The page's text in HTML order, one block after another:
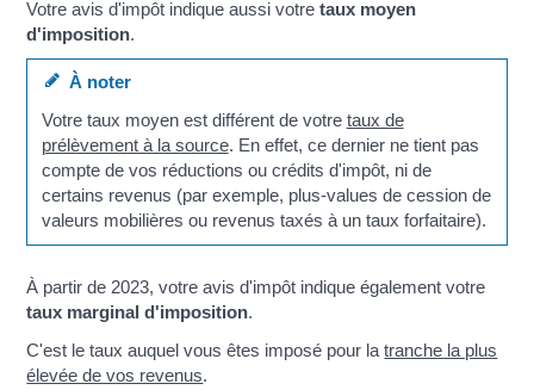
Votre avis d'impôt indique aussi votretaux moyen
d'imposition.
À noter
Votre taux moyen est différent de votre taux de
prélèvement à la source. En effet, ce dernier ne tient pas
compte de vos réductions ou crédits d'impôt, ni de
certains revenus (par exemple, plus-values de cession de
valeurs mobilières ou revenus taxés à un taux forfaitaire).
À partir de 2023, votre avis d'impôt indique également votre
taux marginal d'imposition.
C'est le taux auquel vous êtes imposé pour latranche la plus
élevée de vos revenus.